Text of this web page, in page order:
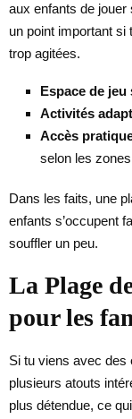
aux enfants de jouer
un point important
trop agitées.
Espace de jeu
Activités
Accès
selon les
Dans les faits, une
enfants s’occupent
souffler un peu.
La Plage
pour les
Si tu viens avec des
plusieurs atouts
plus détendue, ce